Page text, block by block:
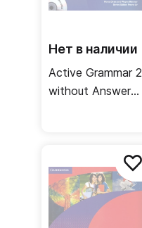
Нет в наличии
Active Grammar 2
without Answers